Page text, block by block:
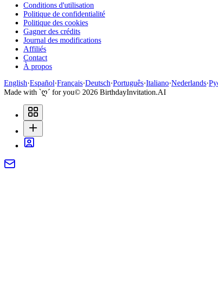
Conditions d'utilisation
Politique de confidentialité
Politique des cookies
Gagner des crédits
Journal des modifications
Affiliés
Contact
À propos
English·Español·Français·Deutsch·Português·Italiano·Nederlands·
Made with `ღ´ for you© 2026 BirthdayInvitation.AI